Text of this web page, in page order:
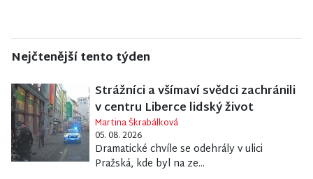
Nejčtenější tento týden
Strážníci a všímaví svědci zachránili
v centru Liberce lidský život
Martina Škrabálková
05. 08. 2026
Dramatické chvíle se odehrály v ulici
Pražská, kde byl na ze...